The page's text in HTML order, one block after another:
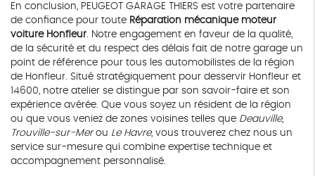
En conclusion, PEUGEOT GARAGE THIERS est votre partenaire
de confiance pour toute Réparation mécanique moteur
voiture Honfleur . Notre engagement en faveur de la qualité,
de la sécurité et du respect des délais fait de notre garage un
point de référence pour tous les automobilistes de la région
de Honfleur. Situé stratégiquement pour desservir Honfleur et
14600, notre atelier se distingue par son savoir-faire et son
expérience avérée. Que vous soyez un résident de la région
ou que vous veniez de zones voisines telles que Deauville,
Trouville-sur-Merou Le Havre, vous trouverez chez nous un
service sur-mesure qui combine expertise technique et
accompagnement personnalisé.